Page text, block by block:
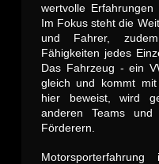
wertvolle
Im Fokus steht die
und Fahrer,
Fähigkeiten jedes
Das Fahrzeug - ein
gleich und kommt
hier beweist, wird
anderen Teams und
Förderern.